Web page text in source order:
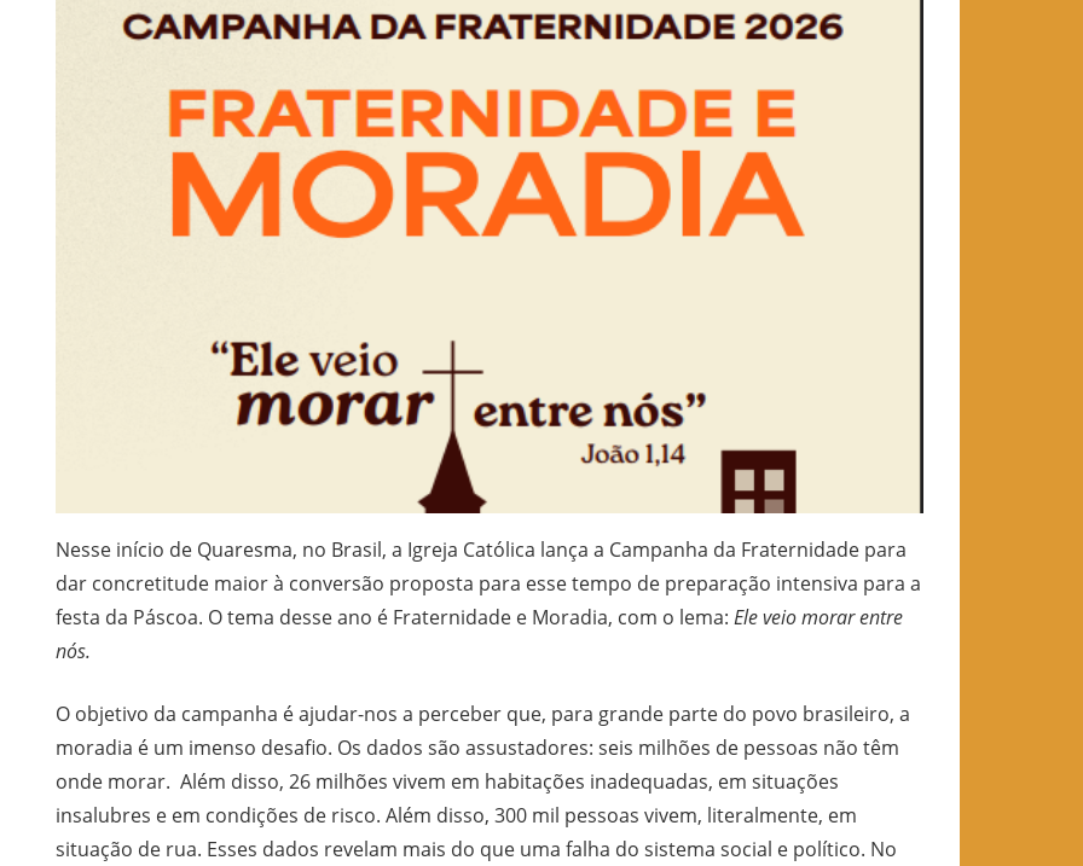
Nesse início de Quaresma, no Brasil, a Igreja Católica lança a Campanha da Fraternidade para
dar concretitude maior à conversão proposta para esse tempo de preparação intensiva para a
festa da Páscoa. O tema desse ano é Fraternidade e Moradia, com o lema:Ele veio morar entre
nós.
O objetivo da campanha é ajudar-nos a perceber que, para grande parte do povo brasileiro, a
moradia é um imenso desafio. Os dados são assustadores: seis milhões de pessoas não têm
onde morar. Além disso, 26 milhões vivem em habitações inadequadas, em situações
insalubres e em condições de risco. Além disso, 300 mil pessoas vivem, literalmente, em
situação de rua. Esses dados revelam mais do que uma falha do sistema social e político. No